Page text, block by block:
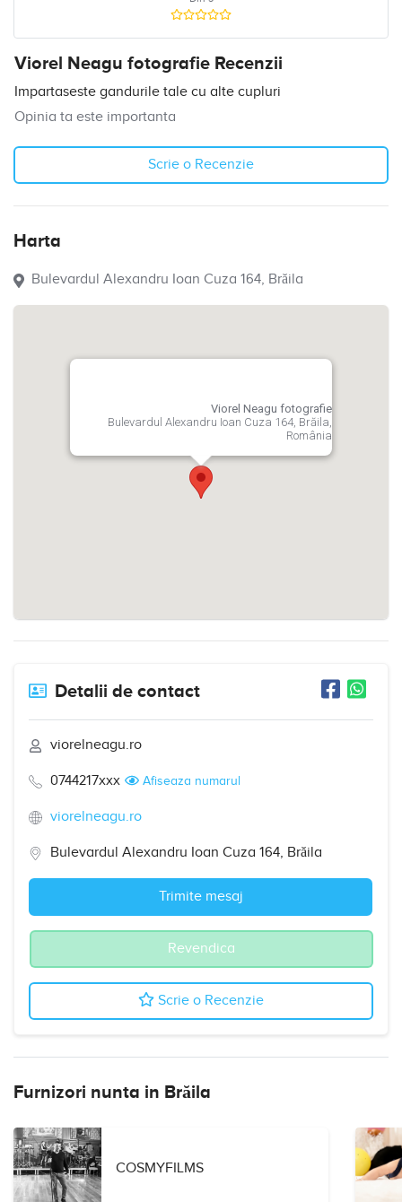
Viorel Neagu fotografie Recenzii
Impartaseste gandurile tale cu alte cupluri
Opinia ta este importanta
Scrie o Recenzie
Harta
Bulevardul Alexandru Ioan Cuza 164, Brăila
Viorel Neagu fotografie
Bulevardul Alexandru Ioan Cuza 164, Brăila,
România
Detalii de contact
viorelneagu.ro
0744217xxx Afiseaza numarul
viorelneagu.ro
Bulevardul Alexandru Ioan Cuza 164, Brăila
Trimite mesaj
Revendica
Scrie o Recenzie
Furnizori nunta in Brăila
COSMYFILMS